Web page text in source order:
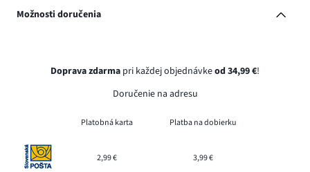
Možnosti doručenia
Doprava zdarma pri každej objednávkeod 34,99 €!
Doručenie na adresu
Platobná karta Platba na dobierku
2,99 € 3,99 €